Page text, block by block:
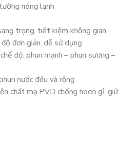
nóng lạnh
trọng, tiết kiệm không gian
đơn giản, dễ sử dụng
độ: phun mạnh – phun sương –
nước đều và rộng
chất mạ PVD chống hoen gỉ, giữ